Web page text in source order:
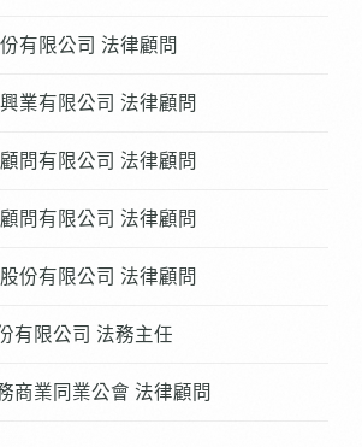
有限公司 法律顧問
業有限公司 法律顧問
問有限公司 法律顧問
問有限公司 法律顧問
份有限公司 法律顧問
有限公司 法務主任
商業同業公會 法律顧問